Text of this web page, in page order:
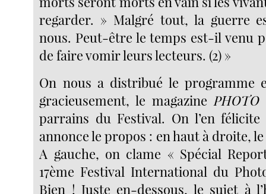
regarder. » Malgré tout, la guerre
nous. Peut-être le temps est-il venu
de faire vomir leurs lecteurs. (2) »
On nous a distribué le programme
gracieusement, le magazine PHOTO
parrains du Festival. On l’en
annonce le propos : en haut à droite,
A gauche, on clame « Spécial
17ème Festival International du
Bien ! Juste en-dessous, le sujet à